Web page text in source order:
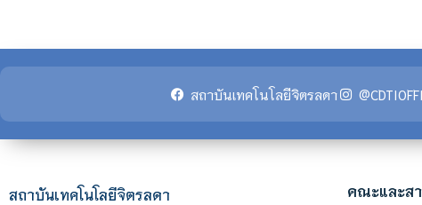
สถาบันเทคโนโลยีจิตรลดา
สถาบันเทคโนโลยีจิตรลดา
คณะและส